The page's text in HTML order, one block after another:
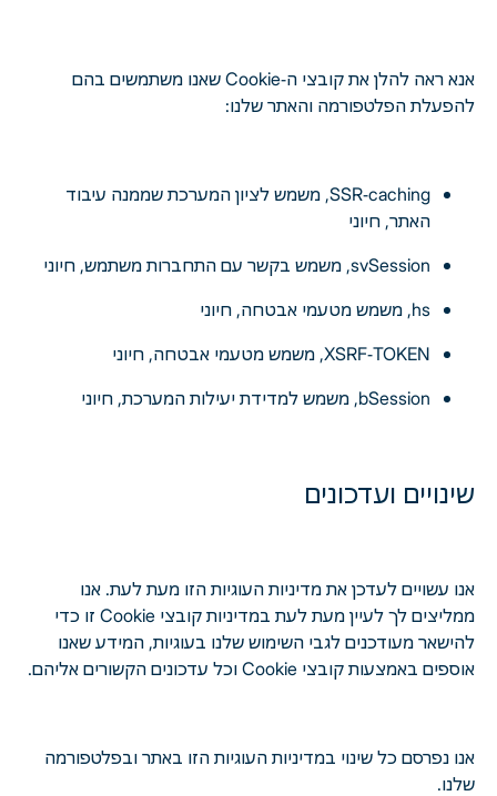
אנא ראה להלן את קובצי ה-Cookie שאנו משתמשים בהם
להפעלת הפלטפורמה והאתר שלנו:
SSR-caching, משמש לציון המערכת שממנה עיבוד
האתר, חיוני
svSession, משמש בקשר עם התחברות משתמש, חיוני
hs, משמש מטעמי אבטחה, חיוני
XSRF-TOKEN, משמש מטעמי אבטחה, חיוני
bSession, משמש למדידת יעילות המערכת, חיוני
שינויים ועדכונים
אנו עשויים לעדכן את מדיניות העוגיות הזו מעת לעת. אנו
ממליצים לך לעיין מעת לעת במדיניות קובצי Cookie זו כדי
להישאר מעודכנים לגבי השימוש שלנו בעוגיות, המידע שאנו
אוספים באמצעות קובצי Cookie וכל עדכונים הקשורים אליהם.
אנו נפרסם כל שינוי במדיניות העוגיות הזו באתר ובפלטפורמה
שלנו.